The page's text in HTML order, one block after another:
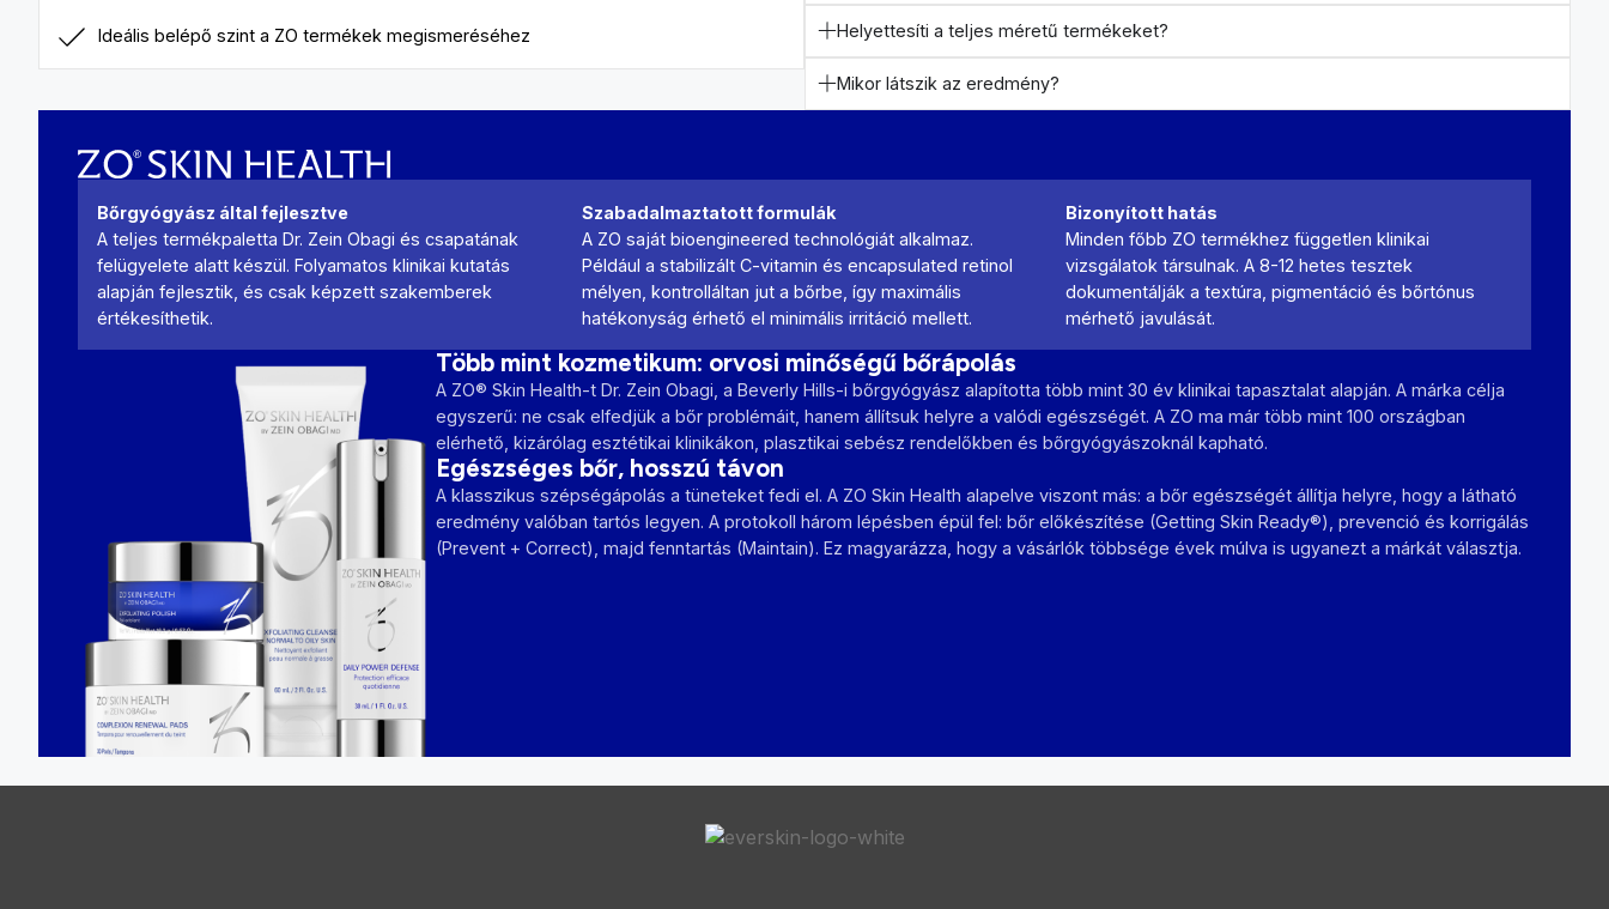
Ideális belépő szint a ZO termékek megismeréséhez Helyettesíti a teljes méretű termékeket?
Mikor látszik az eredmény?
Bőrgyógyász által fejlesztve
A teljes termékpaletta Dr. Zein Obagi és csapatának
felügyelete alatt készül. Folyamatos klinikai kutatás
alapján fejlesztik, és csak képzett szakemberek
értékesíthetik.
Szabadalmaztatott formulák
A ZO saját bioengineered technológiát alkalmaz.
Például a stabilizált C-vitamin és encapsulated retinol
mélyen, kontrolláltan jut a bőrbe, így maximális
hatékonyság érhető el minimális irritáció mellett.
Bizonyított hatás
Minden főbb ZO termékhez független klinikai
vizsgálatok társulnak. A 8-12 hetes tesztek
dokumentálják a textúra, pigmentáció és bőrtónus
mérhető javulását.
Több mint kozmetikum: orvosi minőségű bőrápolás
A ZO® Skin Health-t Dr. Zein Obagi, a Beverly Hills-i bőrgyógyász alapította több mint 30 év klinikai tapasztalat alapján. A márka célja
egyszerű: ne csak elfedjük a bőr problémáit, hanem állítsuk helyre a valódi egészségét. A ZO ma már több mint 100 országban
elérhető, kizárólag esztétikai klinikákon, plasztikai sebész rendelőkben és bőrgyógyászoknál kapható.
Egészséges bőr, hosszú távon
A klasszikus szépségápolás a tüneteket fedi el. A ZO Skin Health alapelve viszont más: a bőr egészségét állítja helyre, hogy a látható
eredmény valóban tartós legyen. A protokoll három lépésben épül fel: bőr előkészítése (Getting Skin Ready®), prevenció és korrigálás
(Prevent + Correct), majd fenntartás (Maintain). Ez magyarázza, hogy a vásárlók többsége évek múlva is ugyanezt a márkát választja.